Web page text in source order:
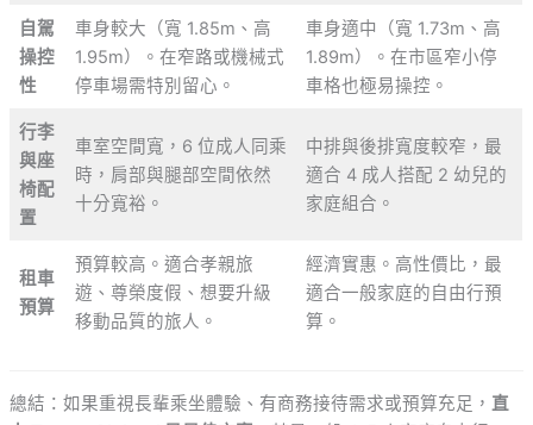
自駕
操控
性
車身較大（寬 1.85m、高
1.95m）。在窄路或機械式
停車場需特別留心。
車身適中（寬 1.73m、高
1.89m）。在市區窄小停
車格也極易操控。
行李
與座
椅配
置
車室空間寬，6 位成人同乘
時，肩部與腿部空間依然
十分寬裕。
中排與後排寬度較窄，最
適合 4 成人搭配 2 幼兒的
家庭組合。
租車
預算
預算較高。適合孝親旅
遊、尊榮度假、想要升級
移動品質的旅人。
經濟實惠。高性價比，最
適合一般家庭的自由行預
算。
總結：如果重視長輩乘坐體驗、有商務接待需求或預算充足， 直